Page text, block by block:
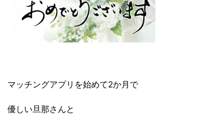
マッチングアプリを始めて2か月で
優しい旦那さんと